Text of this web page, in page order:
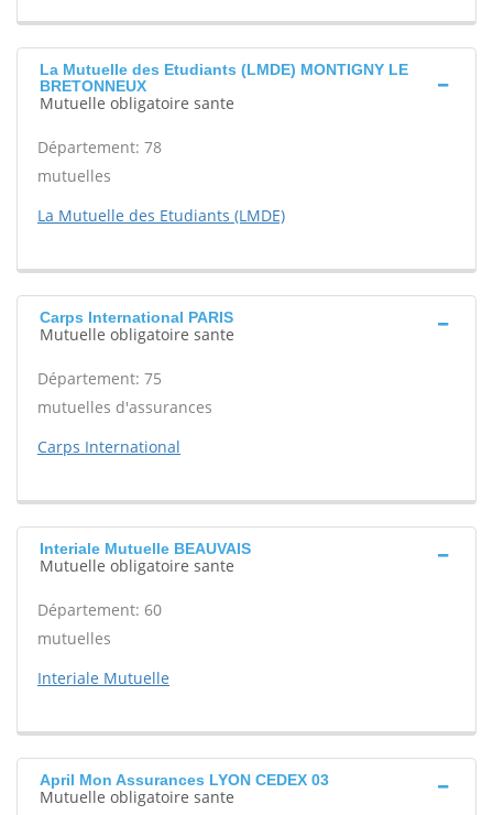
La Mutuelle des Etudiants (LMDE) MONTIGNY LE
BRETONNEUX
Mutuelle obligatoire sante
Département: 78
mutuelles
La Mutuelle des Etudiants (LMDE)
Carps International PARIS
Mutuelle obligatoire sante
Département: 75
mutuelles d'assurances
Carps International
Interiale Mutuelle BEAUVAIS
Mutuelle obligatoire sante
Département: 60
mutuelles
Interiale Mutuelle
April Mon Assurances LYON CEDEX 03
Mutuelle obligatoire sante